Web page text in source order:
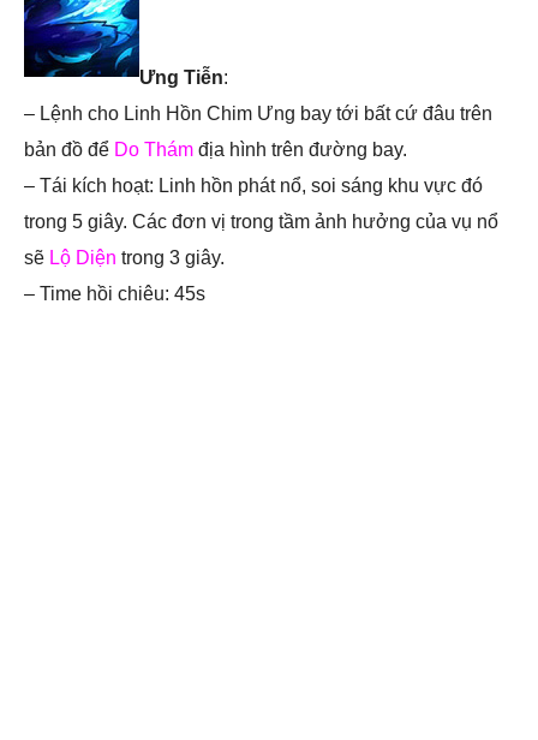
Ưng Tiễn:
– Lệnh cho Linh Hồn Chim Ưng bay tới bất cứ đâu trên
bản đồ để Do Thám địa hình trên đường bay.
– Tái kích hoạt: Linh hồn phát nổ, soi sáng khu vực đó
trong 5 giây. Các đơn vị trong tầm ảnh hưởng của vụ nổ
sẽ Lộ Diện trong 3 giây.
– Time hồi chiêu: 45s